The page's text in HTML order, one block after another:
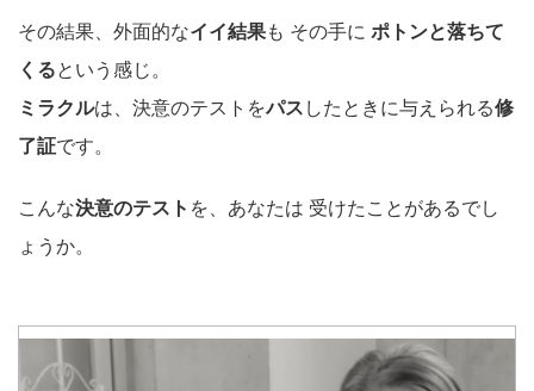
その結果、外面的なイイ結果も その手に ポトンと落ちて
くるという感じ。
ミラクルは、決意のテストをパス したときに与えられる修
了証です。
こんな決意のテスト を、あなたは 受けたことがあるでし
ょうか。